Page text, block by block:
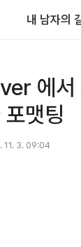
내 남자의
에서
맷팅
11. 3. 09:04